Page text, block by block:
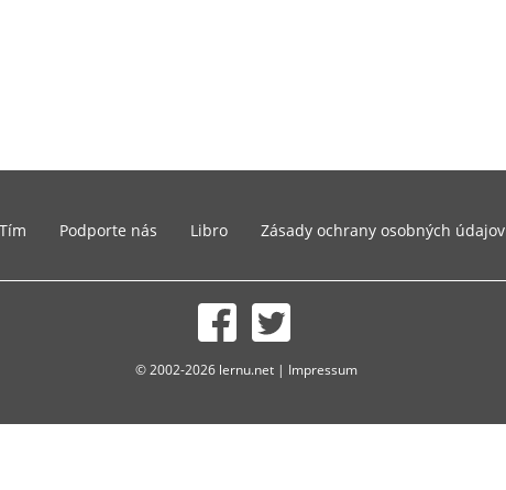
Tím Podporte nás Libro Zásady ochrany osobných údajov
© 2002-2026 lernu.net | Impressum